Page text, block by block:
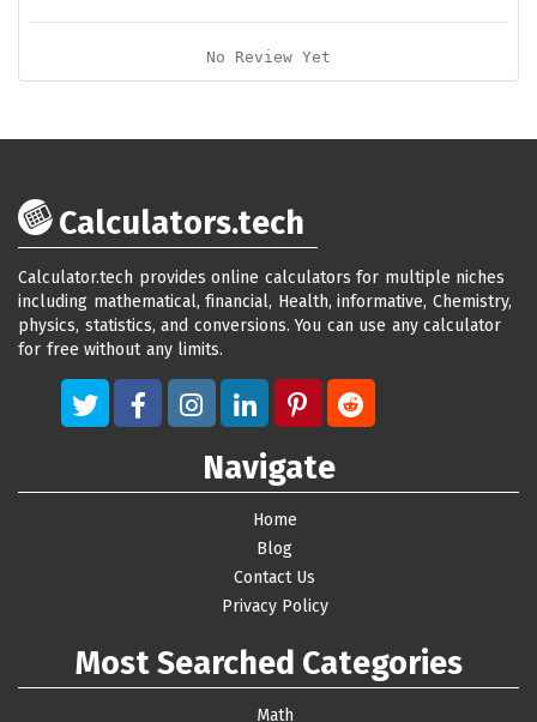
No Review Yet
Calculators.tech
Calculator.tech provides online calculators for multiple niches
including mathematical, financial, Health, informative, Chemistry,
physics, statistics, and conversions. You can use any calculator
for free without any limits.
Navigate
Home
Blog
Contact Us
Privacy Policy
Most Searched Categories
Math